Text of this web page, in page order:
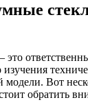
изучения
модели. Вот
обратить